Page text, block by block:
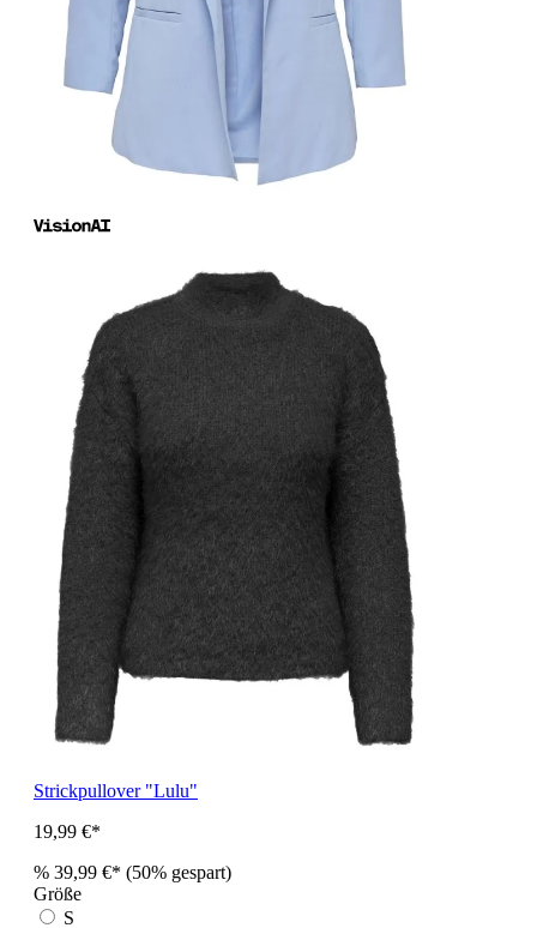
Strickpullover "Lulu"
19,99 €*
% 39,99 €* (50% gespart)
Größe
S